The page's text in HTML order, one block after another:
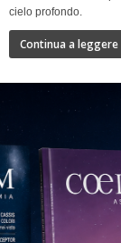
cielo profondo.
Continua a leggere